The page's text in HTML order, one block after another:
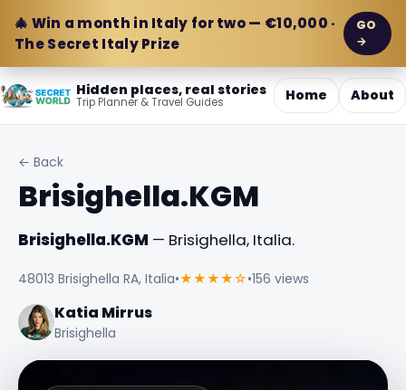
🎄 Win a month in Italy for two — €10,000 ·
The Secret Italy Prize
GO
→
Hidden places, real stories
Trip Planner & Travel Guides Home About
← Back
Brisighella.KGM
Brisighella.KGM — Brisighella, Italia.
48013 Brisighella RA, Italia•★★★★☆•156 views
Katia Mirrus
Brisighella